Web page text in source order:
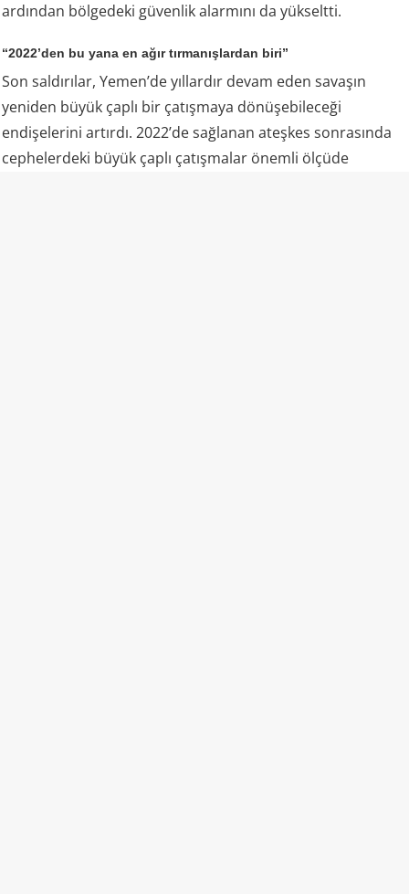
ardından bölgedeki güvenlik alarmını da yükseltti.
“2022’den bu yana en ağır tırmanışlardan biri”
Son saldırılar, Yemen’de yıllardır devam eden savaşın
yeniden büyük çaplı bir çatışmaya dönüşebileceği
endişelerini artırdı. 2022’de sağlanan ateşkes sonrasında
cephelerdeki büyük çaplı çatışmalar önemli ölçüde